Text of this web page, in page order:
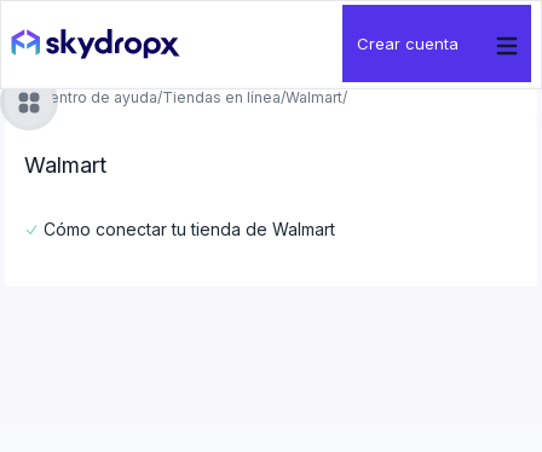
Crear cuenta
Centro de ayuda/Tiendas en línea/Walmart/
Walmart
Cómo conectar tu tienda de Walmart